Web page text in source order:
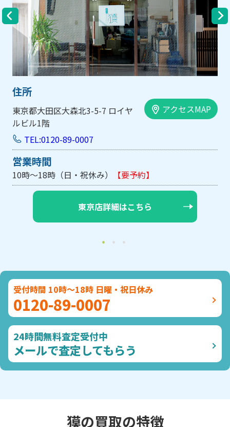
アクセスMAP
大阪市中央区内平野町1-1-5 西大
TEL:0120-89-0007
10時～18時（日・祝休み/土曜は不定休
大阪店詳細はこちら
受付時間 10時～18時 日曜・祝日休み
0120-89-0007
24時間無料査定受付中
メールで査定してもらう
獏の買取の特徴